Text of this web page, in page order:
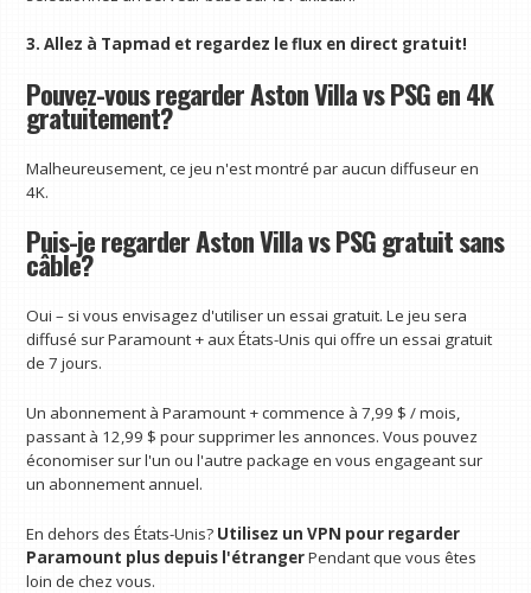
3. Allez à Tapmad et regardez le flux en direct gratuit!
Pouvez-vous regarder Aston Villa vs PSG en 4K
gratuitement?
Malheureusement, ce jeu n'est montré par aucun diffuseur en
4K.
Puis-je regarder Aston Villa vs PSG gratuit sans
câble?
Oui – si vous envisagez d'utiliser un essai gratuit. Le jeu sera
diffusé sur Paramount + aux États-Unis qui offre un essai gratuit
de 7 jours.
Un abonnement à Paramount + commence à 7,99 $ / mois,
passant à 12,99 $ pour supprimer les annonces. Vous pouvez
économiser sur l'un ou l'autre package en vous engageant sur
un abonnement annuel.
En dehors des États-Unis? Utilisez un VPN pour regarder
Paramount plus depuis l'étrangerPendant que vous êtes
loin de chez vous.